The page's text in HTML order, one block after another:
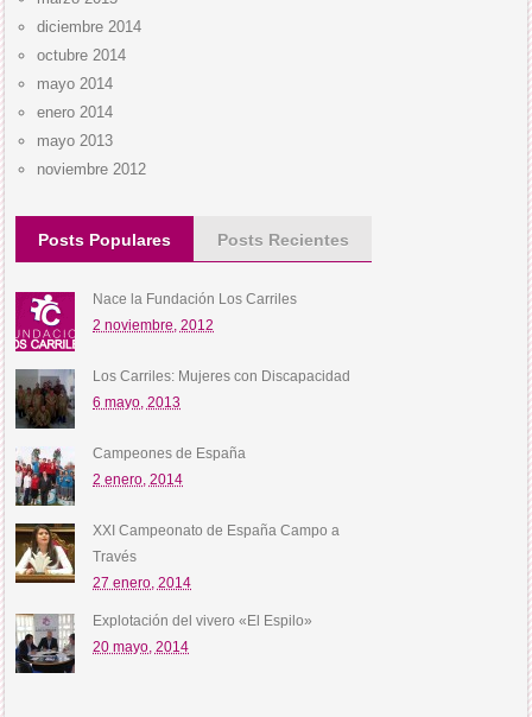
diciembre 2014
octubre 2014
mayo 2014
enero 2014
mayo 2013
noviembre 2012
Posts Populares Posts Recientes
Nace la Fundación Los Carriles
2 noviembre, 2012
Los Carriles: Mujeres con Discapacidad
6 mayo, 2013
Campeones de España
2 enero, 2014
XXI Campeonato de España Campo a
Través
27 enero, 2014
Explotación del vivero «El Espilo»
20 mayo, 2014